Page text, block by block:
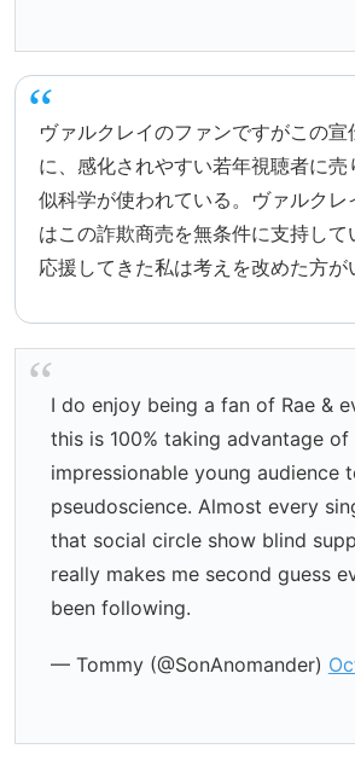
ヴァルクレイのファンですがこの
に、感化されやすい若年視聴者に売
似科学が使われている。ヴァルクレ
はこの詐欺商売を無条件に支持して
応援してきた私は考えを改めた方が
I do enjoy being a fan of Rae &
this is 100% taking advantage of
impressionable young audience
pseudoscience. Almost every
that social circle show blind
really makes me second guess
been following.
— Tommy (@SonAnomander)